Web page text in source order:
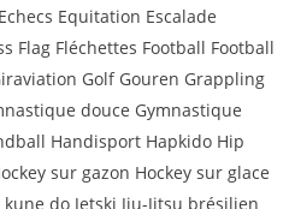
Equitation Escalade
Flag Fléchettes Football Football
Golf Gouren Grappling
douce Gymnastique
Handisport Hapkido Hip
sur gazon Hockey sur glace
do Jetski Jiu-Jitsu brésilien